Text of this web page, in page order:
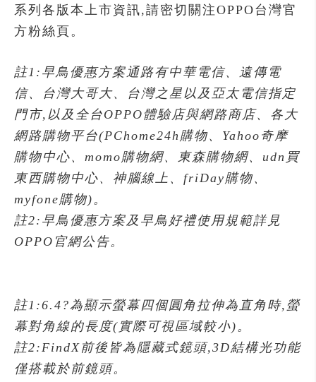
系列各版本上市資訊,請密切關注OPPO台灣官
方粉絲頁。
註1:早鳥優惠方案通路有中華電信、遠傳電
信、台灣大哥大、台灣之星以及亞太電信指定
門市,以及全台OPPO體驗店與網路商店、各大
網路購物平台(PChome24h購物、Yahoo奇摩
購物中心、momo購物網、東森購物網、udn買
東西購物中心、神腦線上、friDay購物、
myfone購物)。
註2:早鳥優惠方案及早鳥好禮使用規範詳見
OPPO官網公告。
註1:6.4?為顯示螢幕四個圓角拉伸為直角時,螢
幕對角線的長度(實際可視區域較小)。
註2:FindX前後皆為隱藏式鏡頭,3D結構光功能
僅搭載於前鏡頭。